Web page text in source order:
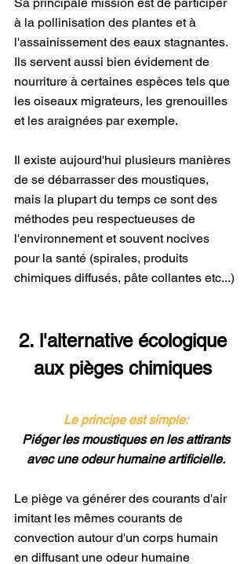
à la pollinisation des plantes et à
l'assainissement des eaux stagnantes.
Ils servent aussi bien évidement de
nourriture à certaines espèces tels que
les oiseaux migrateurs, les grenouilles
et les araignées par exemple.
Il existe aujourd'hui plusieurs manières
de se débarrasser des moustiques,
mais la plupart du temps ce sont des
méthodes peu respectueuses de
l'environnement et souvent nocives
pour la santé (spirales, produits
chimiques diffusés, pâte collantes etc...)
2. l'alternative écologique
aux pièges chimiques
Le principe est simple:
Piéger les moustiques en les attirants
avec une odeur humaine artificielle.
Le piège va générer des courants d'air
imitant les mêmes courants de
convection autour d'un corps humain
en diffusant une odeur humaine